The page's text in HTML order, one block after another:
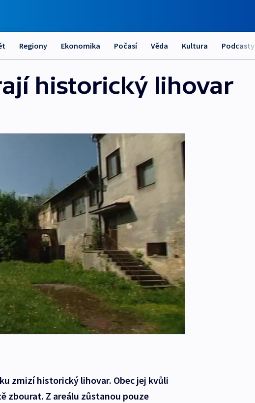
Regiony Ekonomika Počasí Věda Kultura Podcasty
historický lihovar
zmizí historický lihovar. Obec jej kvůli
zbourat. Z areálu zůstanou pouze